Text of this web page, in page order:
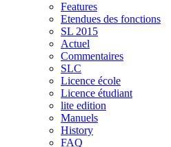
Features
Etendues des fonctions
SL 2015
Actuel
Commentaires
SLC
Licence école
Licence étudiant
lite edition
Manuels
History
FAQ